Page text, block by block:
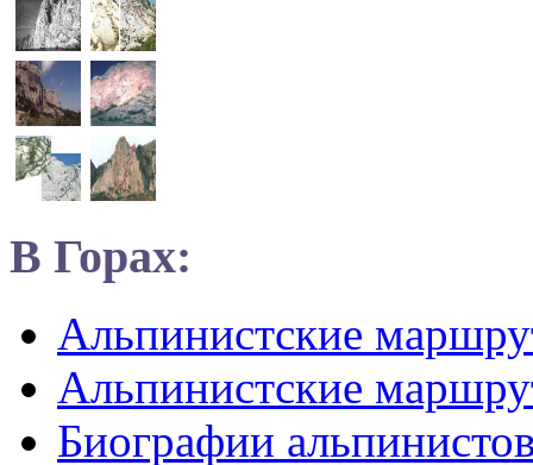
В Горах:
Альпинистские
Альпинистские
Биографии